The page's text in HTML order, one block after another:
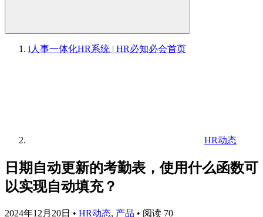
i人事一体化HR系统 | HR必知必会首页
HR动态
日期自动更新的考勤表，使用什么函数可
以实现自动填充？
2024年12月20日 • HR动态, 产品 • 阅读 70